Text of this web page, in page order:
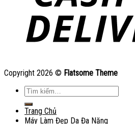
Copyright 2026 © Flatsome Theme
Tìm
kiếm:
Trang Chủ
Máy Làm Đẹp Da Đa Năng